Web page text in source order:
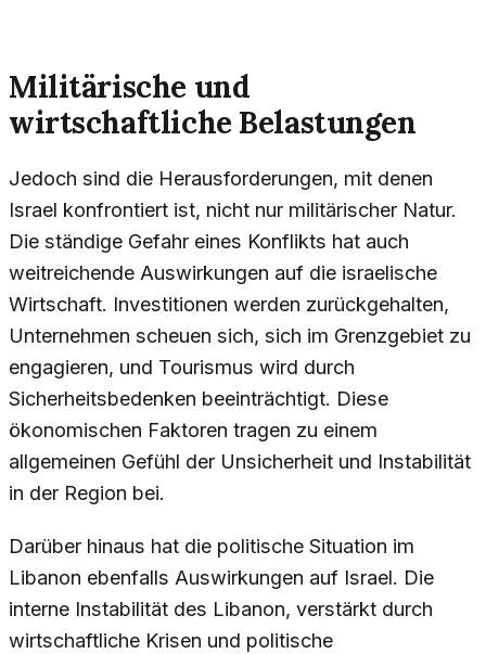
Militärische und
wirtschaftliche Belastungen
Jedoch sind die Herausforderungen, mit denen
Israel konfrontiert ist, nicht nur militärischer Natur.
Die ständige Gefahr eines Konflikts hat auch
weitreichende Auswirkungen auf die israelische
Wirtschaft. Investitionen werden zurückgehalten,
Unternehmen scheuen sich, sich im Grenzgebiet zu
engagieren, und Tourismus wird durch
Sicherheitsbedenken beeinträchtigt. Diese
ökonomischen Faktoren tragen zu einem
allgemeinen Gefühl der Unsicherheit und Instabilität
in der Region bei.
Darüber hinaus hat die politische Situation im
Libanon ebenfalls Auswirkungen auf Israel. Die
interne Instabilität des Libanon, verstärkt durch
wirtschaftliche Krisen und politische